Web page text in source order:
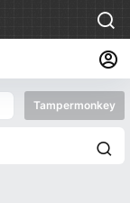
Tampermonkey